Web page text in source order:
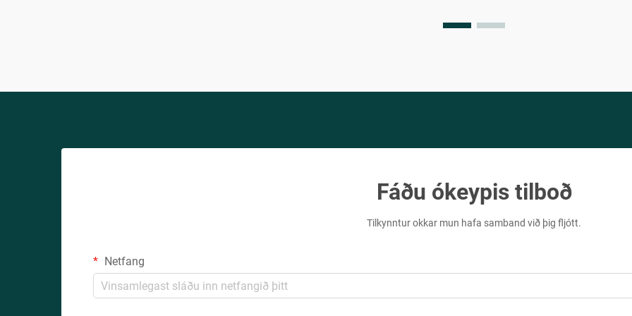
verkfræði undirlatsframleiðslu...
Fáðu ókeypis tilboð
Tilkynntur okkar mun hafa samband við þig fljótt.
Netfang